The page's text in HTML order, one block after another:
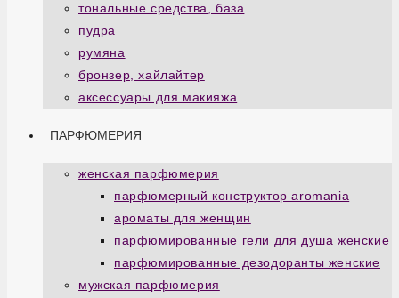
тональные средства, база
пудра
румяна
бронзер, хайлайтер
аксессуары для макияжа
ПАРФЮМЕРИЯ
женская парфюмерия
парфюмерный конструктор aromania
ароматы для женщин
парфюмированные гели для душа женские
парфюмированные дезодоранты женские
мужская парфюмерия